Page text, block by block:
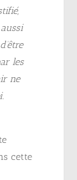
les
ne
cette